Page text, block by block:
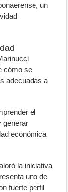
un
cómo se
adecuadas a
el
generar
económica
la iniciativa
uno de
fuerte perfil